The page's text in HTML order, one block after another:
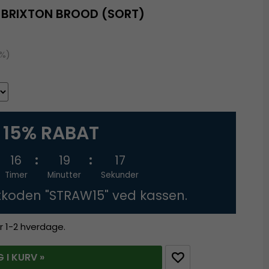
BROOD (SORT)
15% RABAT
16
Timer
19
Minutter
16
Sekunder
"STRAW15" ved kassen.
1-2 hverdage.
I KURV »